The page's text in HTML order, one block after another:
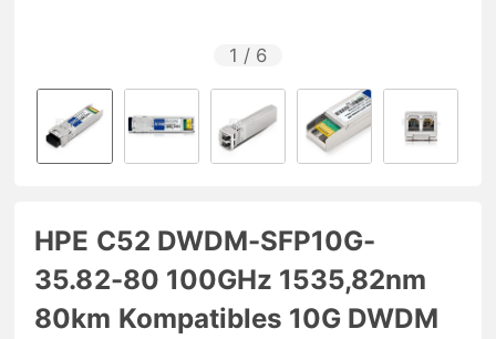
1 / 6
HPE C52 DWDM-SFP10G-
35.82-80 100GHz 1535,82nm
80km Kompatibles 10G DWDM